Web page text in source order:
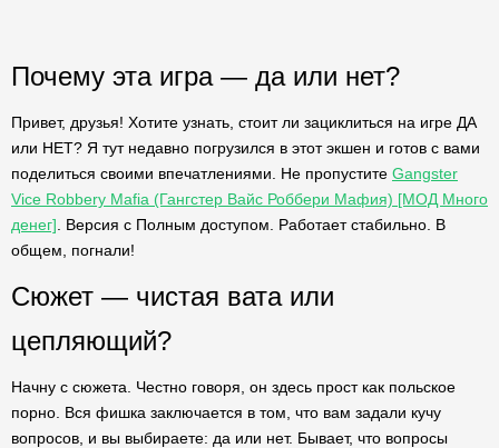
Почему эта игра — да или нет?
Привет, друзья! Хотите узнать, стоит ли зациклиться на игре ДА
или НЕТ? Я тут недавно погрузился в этот экшен и готов с вами
поделиться своими впечатлениями. Не пропустите Gangster
Vice Robbery Mafia (Гангстер Вайс Роббери Мафия) [МОД Много
денег] . Версия с Полным доступом. Работает стабильно. В
общем, погнали!
Сюжет — чистая вата или
цепляющий?
Начну с сюжета. Честно говоря, он здесь прост как польское
порно. Вся фишка заключается в том, что вам задали кучу
вопросов, и вы выбираете: да или нет. Бывает, что вопросы